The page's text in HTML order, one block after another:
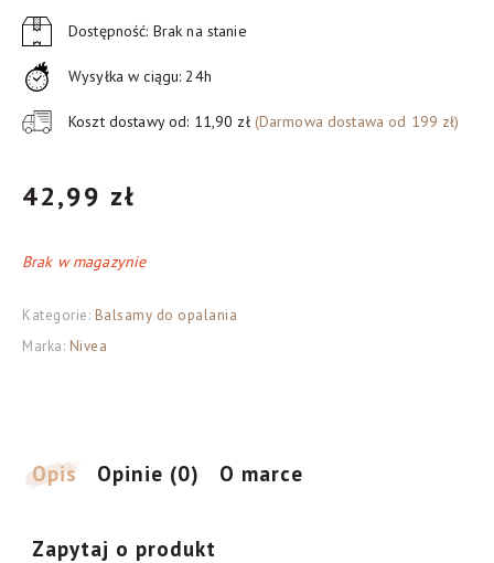
Dostępność: Brak na stanie
Wysyłka w ciągu: 24h
Koszt dostawy od: 11,90 zł (Darmowa dostawa od 199 zł)
42,99 zł
Brak w magazynie
Kategorie: Balsamy do opalania
Marka: Nivea
Opis Opinie (0) O marce
Zapytaj o produkt